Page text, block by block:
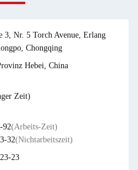
3, Nr. 5 Torch Avenue, Erlang
Chongqing
Hebei, China
Zeit)
92(Arbeits-Zeit)
32(Nichtarbeitszeit)
23